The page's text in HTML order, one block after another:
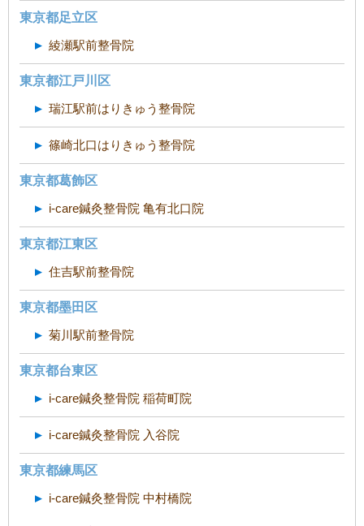
東京都足立区
綾瀬駅前整骨院
東京都江戸川区
瑞江駅前はりきゅう整骨院
篠崎北口はりきゅう整骨院
東京都葛飾区
i-care鍼灸整骨院 亀有北口院
東京都江東区
住吉駅前整骨院
東京都墨田区
菊川駅前整骨院
東京都台東区
i-care鍼灸整骨院 稲荷町院
i-care鍼灸整骨院 入谷院
東京都練馬区
i-care鍼灸整骨院 中村橋院